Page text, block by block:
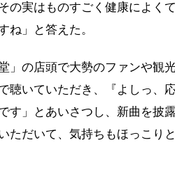
の実はものすごく健康によく
ね」と答えた。
の店頭で大勢のファンや観
聴いていただき、『よしっ、
す」とあいさつし、新曲を披
ただいて、気持ちもほっこり